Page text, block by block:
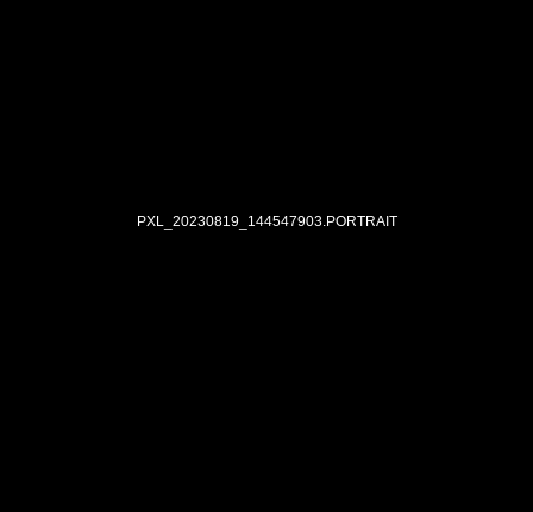
PXL_20230819_144547903.PORTRAIT